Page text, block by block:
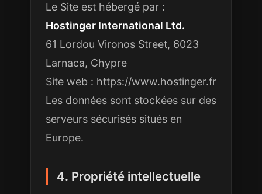
Le Site est hébergé par :
Hostinger International Ltd.
61 Lordou Vironos Street, 6023
Larnaca, Chypre
Site web : https://www.hostinger.fr
Les données sont stockées sur des
serveurs sécurisés situés en
Europe.
4. Propriété intellectuelle